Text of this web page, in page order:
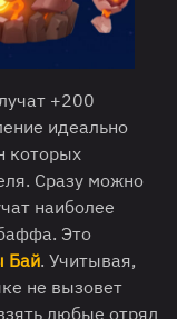
+200
идеально
которых
Сразу можно
наиболее
Это
Бай. Учитывая,
не вызовет
любые отряд